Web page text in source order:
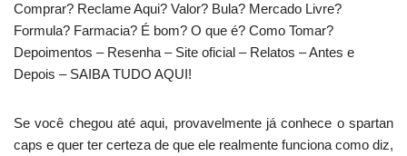
Comprar? Reclame Aqui? Valor? Bula? Mercado Livre?
Formula? Farmacia? É bom? O que é? Como Tomar?
Depoimentos – Resenha – Site oficial – Relatos – Antes e
Depois – SAIBA TUDO AQUI!
Se você chegou até aqui, provavelmente já conhece o spartan
caps e quer ter certeza de que ele realmente funciona como diz,